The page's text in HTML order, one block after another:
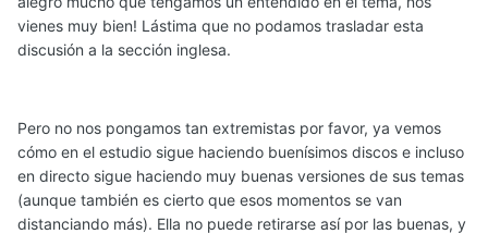
vienes muy bien! Lástima que no podamos trasladar esta
discusión a la sección inglesa.
Pero no nos pongamos tan extremistas por favor, ya vemos
cómo en el estudio sigue haciendo buenísimos discos e incluso
en directo sigue haciendo muy buenas versiones de sus temas
(aunque también es cierto que esos momentos se van
distanciando más). Ella no puede retirarse así por las buenas, y